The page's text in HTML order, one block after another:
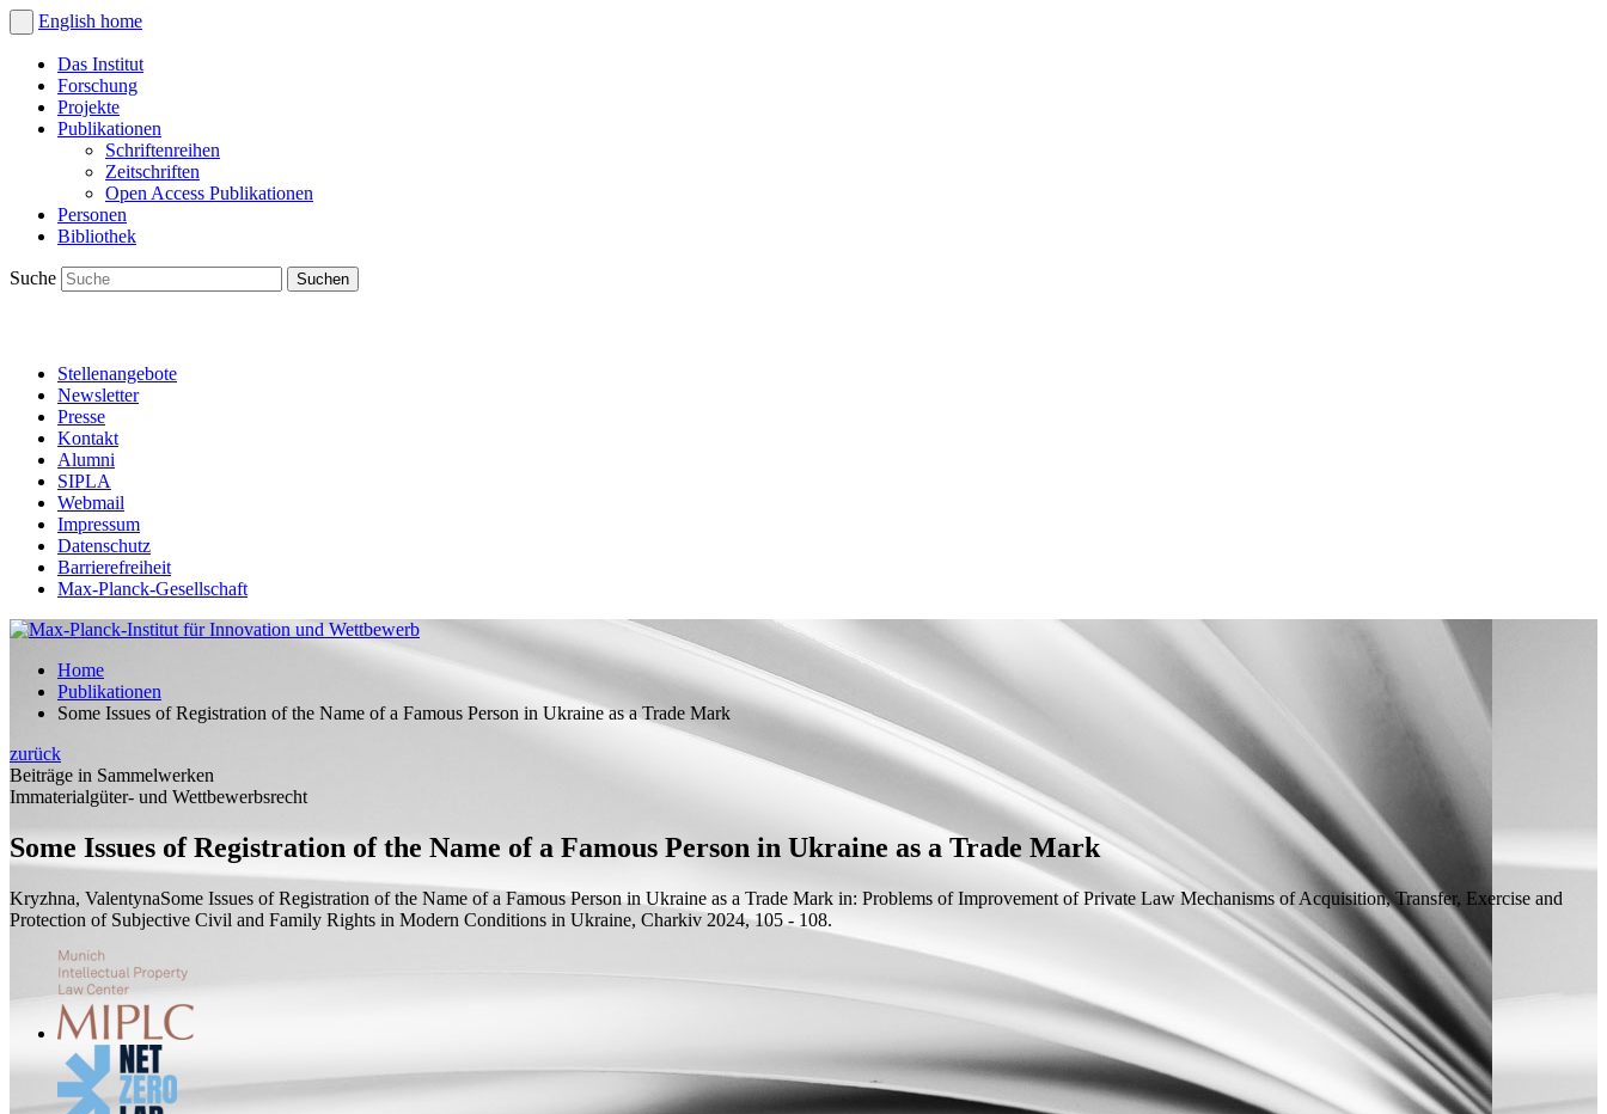
English home
Das Institut
Forschung
Projekte
Publikationen
Schriftenreihen
Zeitschriften
Open Access Publikationen
Personen
Bibliothek
Suche
Stellenangebote
Newsletter
Presse
Kontakt
Alumni
SIPLA
Webmail
Impressum
Datenschutz
Barrierefreiheit
Max-Planck-Gesellschaft
Home
Publikationen
Some Issues of Registration of the Name of a Famous Person in Ukraine as a Trade Mark
zurück
Beiträge in Sammelwerken
Immaterialgüter- und Wettbewerbsrecht
Some Issues of Registration of the Name of a Famous Person in Ukraine as a Trade Mark
Kryzhna, ValentynaSome Issues of Registration of the Name of a Famous Person in Ukraine as a Trade Mark in: Problems of Improvement of Private Law Mechanisms of Acquisition, Transfer, Exercise and
Protection of Subjective Civil and Family Rights in Modern Conditions in Ukraine, Charkiv 2024, 105 - 108.